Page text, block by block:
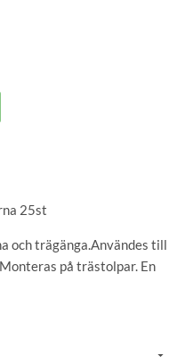
25st
och trägänga.Användes till
på trästolpar. En
en järnkärna som